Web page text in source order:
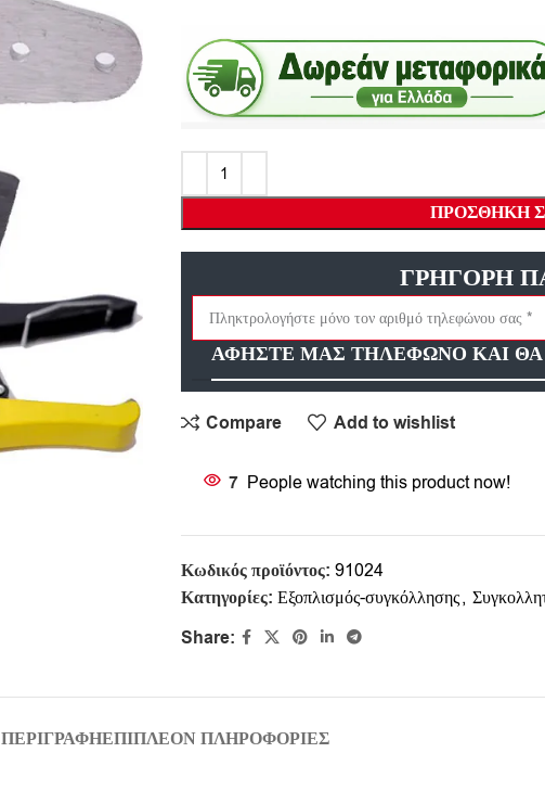
ΠΡΟΣΘΉΚΗ
ΓΡΗΓΟΡΗ
ΑΦΗΣΤΕ ΜΑΣ ΤΗΛΕΦΩΝΟ ΚΑΙ
Compare Add to wishlist
7 People watching this product now!
Κωδικός προϊόντος: 91024
Κατηγορίες: Εξοπλισμός-συγκόλλησης,
Share:
ΠΕΡΙΓΡΑΦΉΕΠΙΠΛΈΟΝ ΠΛΗΡΟΦΟΡΊΕΣ